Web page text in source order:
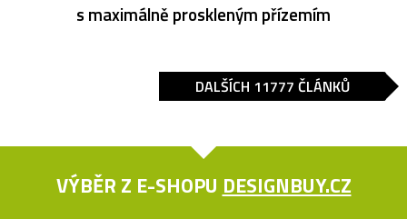
s maximálně proskleným přízemím
DALŠÍCH 11777 ČLÁNKŮ
VÝBĚR Z E-SHOPU DESIGNBUY.CZ